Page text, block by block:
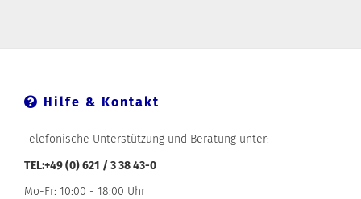
Hilfe & Kontakt
Telefonische Unterstützung und Beratung unter:
TEL:+49 (0) 621 / 3 38 43-0
Mo-Fr: 10:00 - 18:00 Uhr